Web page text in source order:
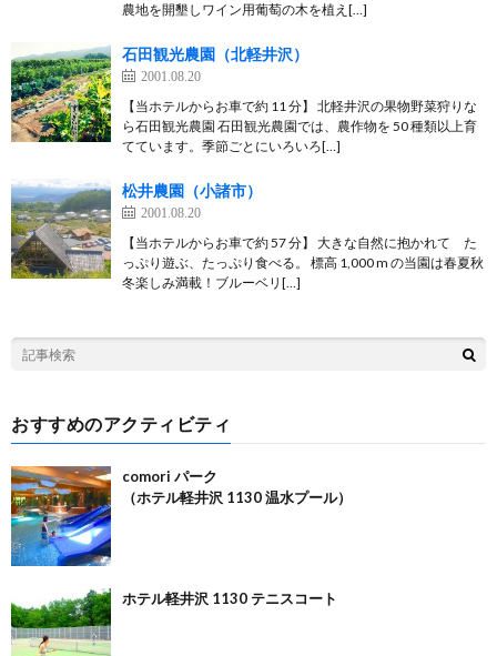
農地を開墾しワイン用葡萄の木を植え[…]
石田観光農園（北軽井沢）
2001.08.20
【当ホテルからお車で約 11 分】 北軽井沢の果物野菜狩りな
ら石田観光農園 石田観光農園では、農作物を 50 種類以上育
てています。季節ごとにいろいろ[…]
松井農園（小諸市）
2001.08.20
【当ホテルからお車で約 57 分】 大きな自然に抱かれて た
っぷり遊ぶ、たっぷり食べる。 標高 1,000 m の当園は春夏秋
冬楽しみ満載！ブルーベリ[…]
おすすめのアクティビティ
comori パーク
（ホテル軽井沢 1130 温水プール）
ホテル軽井沢 1130 テニスコート